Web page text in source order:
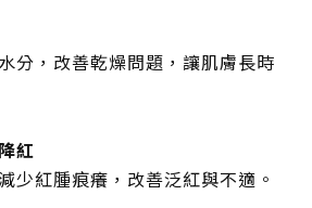
分，改善乾燥問題，讓肌膚長時
紅
少紅腫痕癢，改善泛紅與不適。